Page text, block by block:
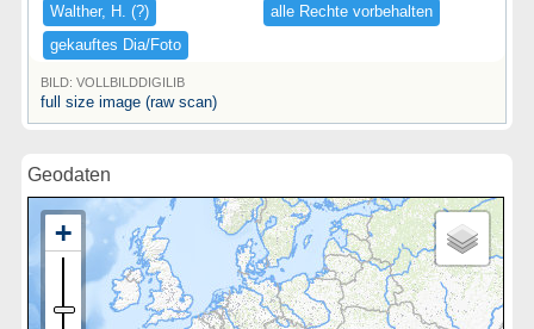
Walther,​ ​H.​ ​(​?​)​
gekauftes ​Dia/​Foto
alle ​Rechte ​vorbehalten
BILD: VOLLBILDDIGILIB
full size image (raw scan)
Geodaten